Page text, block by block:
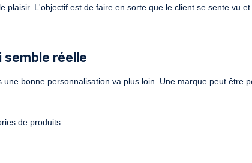
plaisir. L'objectif est de faire en sorte que le client se sente vu
semble réelle
bonne personnalisation va plus loin. Une marque peut être
de produits